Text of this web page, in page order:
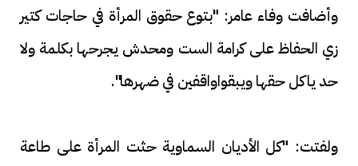
وأضافت وفاء عامر: "بتوع حقوق المرأة في حاجات كتير
زي الحفاظ على كرامة الست ومحدش يجرحها بكلمة ولا
حد ياكل حقها ويبقواواقفين في ضهرها".
ولفتت: "كل الأديان السماوية حثت المرأة على طاعة